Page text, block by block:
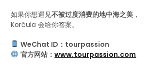
如果你想遇见不被过度消费的地中海之美 ，
Korčula 会给你答案。
WeChat ID：tourpassion
官方网站：www.tourpassion.com